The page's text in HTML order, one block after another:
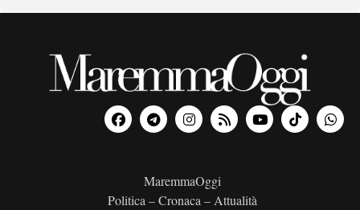
MaremmaOggi
Politica – Cronaca – Attualità